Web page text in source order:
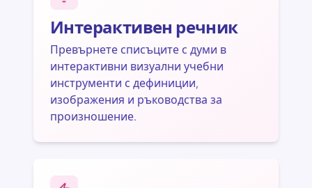
Интерактивен речник
Превърнете списъците с думи в
интерактивни визуални учебни
инструменти с дефиниции,
изображения и ръководства за
произношение.